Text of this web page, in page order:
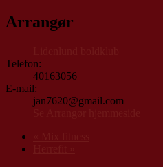
Arrangør
Telefon:
40163056
E-mail:
jan7620@gmail.com